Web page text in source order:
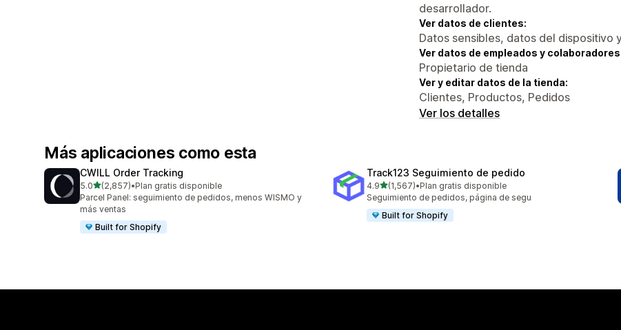
desarrollador.
Ver datos de clientes:
Datos sensibles, datos del dispositivo
Ver datos de empleados y
Propietario de tienda
Ver y editar datos de la tienda:
Clientes, Productos, Pedidos
Ver los detalles
Más aplicaciones como esta
CWILL Order Tracking
5.0de 5 estrellas
(2,857)
2857 reseñas en total
•Plan gratis disponible
Parcel Panel: seguimiento de pedidos, menos WISMO y
más ventas
Built for Shopify
Track123 Seguimiento de pedido
4.9de 5 estrellas
(1,567)
1567 reseñas en total
•Plan gratis disponible
Seguimiento de pedidos, página de segu
Built for Shopify